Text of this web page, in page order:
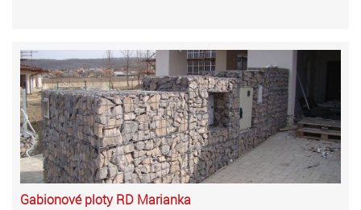
Gabionové ploty RD Marianka